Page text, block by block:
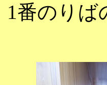
1番のりば